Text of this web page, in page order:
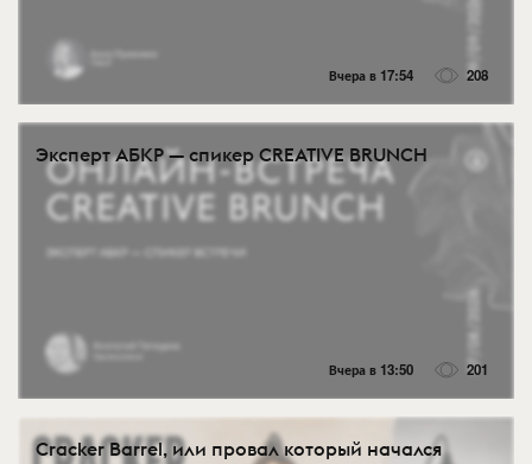
Вчера в 17:54 208
Эксперт АБКР — спикер CREATIVE BRUNCH
Вчера в 13:50 201
Cracker Barrel, или провал который начался